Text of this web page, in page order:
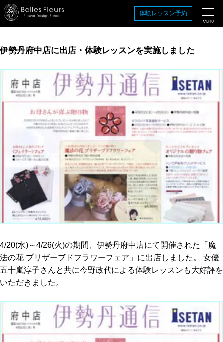
コ
ン
ツ
を
体験レッスン予約
MENU
伊勢丹府中店に出店・体験レッスンを実施しました
4/20(水)～4/26(火)の期間、伊勢丹府中店にて開催された「魔
法の花 プリザーブドフラワーフェア」に出店しました。 女優
五十嵐淳子さんと共に今野政代による体験レッスンも大好評を
いただきました。